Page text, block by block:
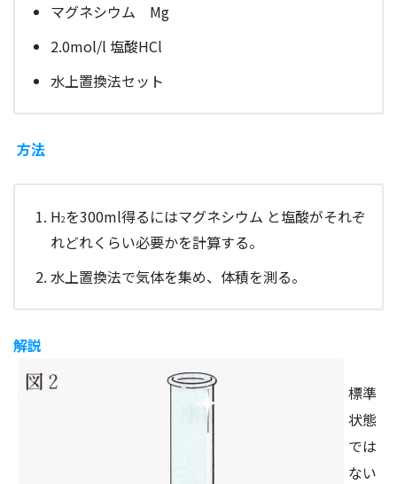
マグネシウム Mg
2.0mol/l 塩酸HCl
水上置換法セット
方法
H2を300ml得るにはマグネシウム と塩酸がそれぞ
れどれくらい必要かを計算する。
水上置換法で気体を集め、体積を測る。
解説
標準
状態
では
ない